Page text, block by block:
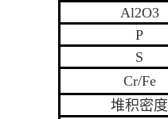
Al2O3
P
S
Cr/Fe
堆积密度